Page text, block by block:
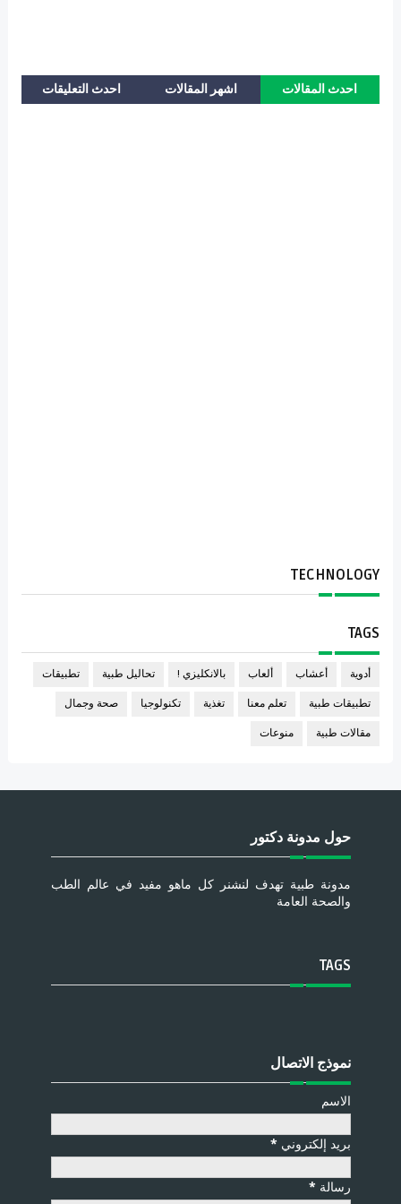
احدث المقالات اشهر المقالات احدث التعليقات
TECHNOLOGY
TAGS
أدوية أعشاب ألعاب بالانكليزي ! تحاليل طبية تطبيقات
تطبيقات طبية تعلم معنا تغذية تكنولوجيا صحة وجمال
مقالات طبية منوعات
حول مدونة دكتور
مدونة طبية تهدف لنشنر كل ماهو مفيد في عالم الطب
والصحة العامة
TAGS
نموذج الاتصال
الاسم
بريد إلكتروني *
رسالة *